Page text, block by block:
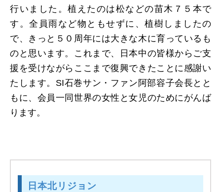
行いました。植えたのは松などの苗木７５本で
す。全員雨など物ともせずに、植樹しましたの
で、きっと５０周年には大きな木に育っているも
のと思います。これまで、日本中の皆様からご支
援を受けながらここまで復興できたことに感謝い
たします。SI石巻サン・ファン阿部容子会長とと
もに、会員一同世界の女性と女児のためにがんば
ります。
日本北リジョン